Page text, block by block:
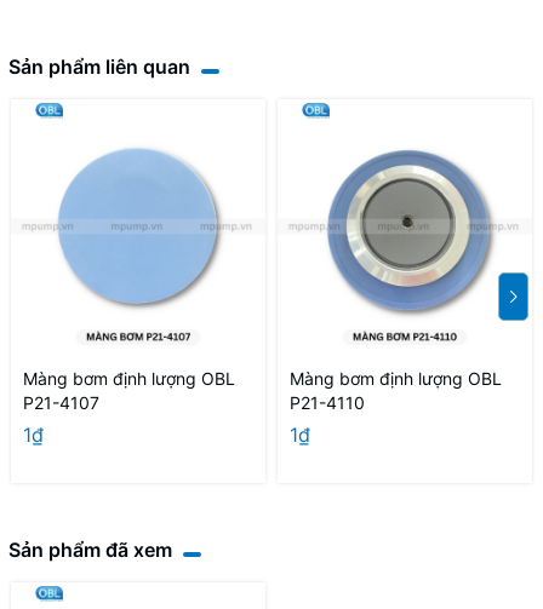
Sản phẩm liên quan
Màng bơm định lượng OBL
P21-4107
1₫
Màng bơm định lượng OBL
P21-4110
1₫
Sản phẩm đã xem